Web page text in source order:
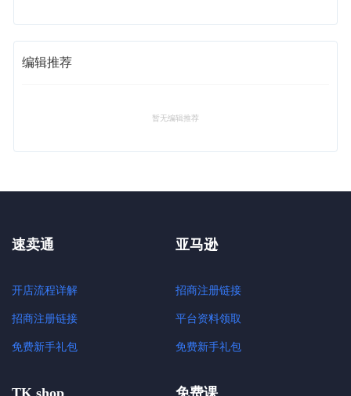
编辑推荐
暂无编辑推荐
速卖通
开店流程详解
招商注册链接
免费新手礼包
亚马逊
招商注册链接
平台资料领取
免费新手礼包
TK shop 免费课